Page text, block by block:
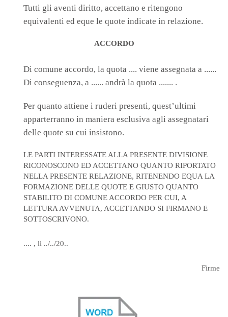
Tutti gli aventi diritto, accettano e ritengono
equivalenti ed eque le quote indicate in relazione.
ACCORDO
Di comune accordo, la quota .... viene assegnata a ......
Di conseguenza, a ...... andrà la quota ....... .
Per quanto attiene i ruderi presenti, quest’ultimi
apparterranno in maniera esclusiva agli assegnatari
delle quote su cui insistono.
LE PARTI INTERESSATE ALLA PRESENTE DIVISIONE
RICONOSCONO ED ACCETTANO QUANTO RIPORTATO
NELLA PRESENTE RELAZIONE, RITENENDO EQUA LA
FORMAZIONE DELLE QUOTE E GIUSTO QUANTO
STABILITO DI COMUNE ACCORDO PER CUI, A
LETTURA AVVENUTA, ACCETTANDO SI FIRMANO E
SOTTOSCRIVONO.
.... , li ../../20..
Firme